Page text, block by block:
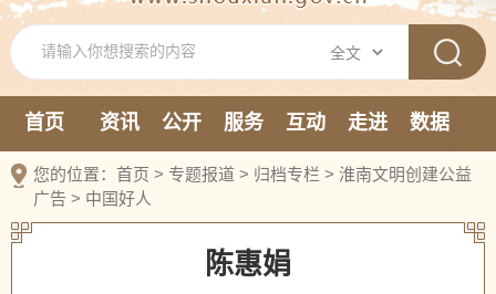
首页 资讯 公开 服务 互动 走进
数据
新媒体
您的位置： 首页 > 专题报道 > 归档专栏 > 淮南文明创建公益
广告 > 中国好人
陈惠娟